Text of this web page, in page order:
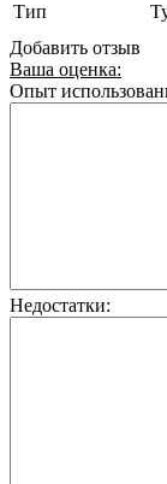
Тип
Добавить отзыв
Ваша оценка:
Опыт
Недостатки: